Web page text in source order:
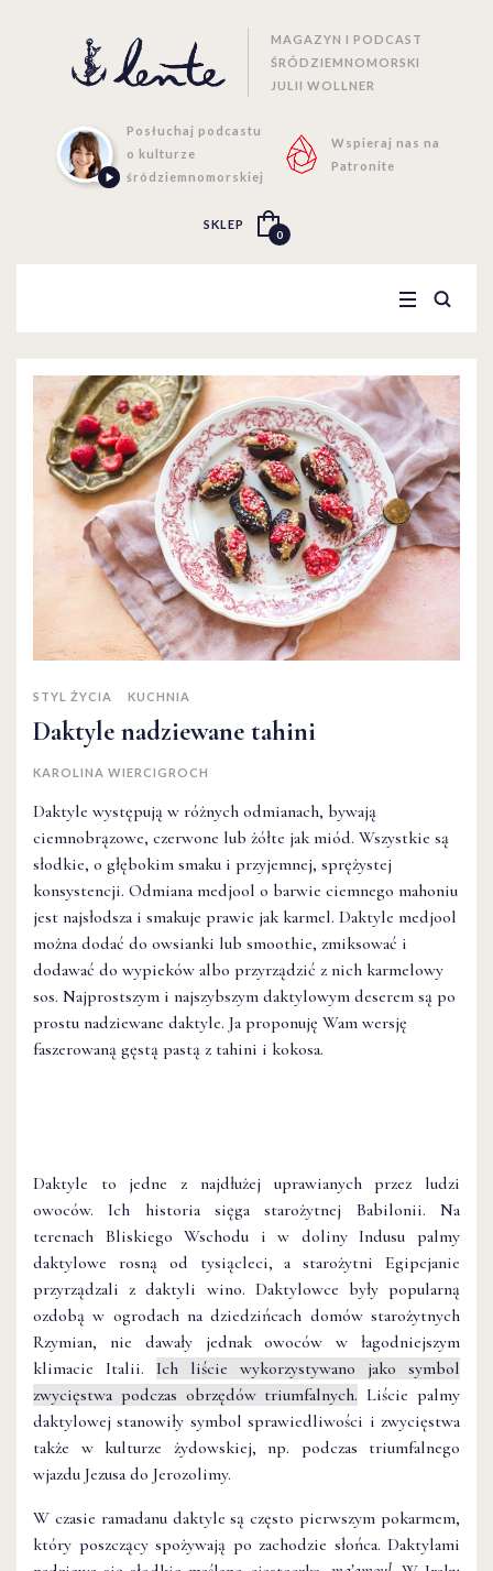
MAGAZYN I PODCAST
ŚRÓDZIEMNOMORSKI
JULII WOLLNER
Posłuchaj podcastu
o kulturze
śródziemnomorskiej
Wspieraj nas na
Patronite
SKLEP
0
STYL ŻYCIA KUCHNIA
Daktyle nadziewane tahini
KAROLINA WIERCIGROCH
Daktyle występują w różnych odmianach, bywają
ciemnobrązowe, czerwone lub żółte jak miód. Wszystkie są
słodkie, o głębokim smaku i przyjemnej, sprężystej
konsystencji. Odmiana medjool o barwie ciemnego mahoniu
jest najsłodsza i smakuje prawie jak karmel. Daktyle medjool
można dodać do owsianki lub smoothie, zmiksować i
dodawać do wypieków albo przyrządzić z nich karmelowy
sos. Najprostszym i najszybszym daktylowym deserem są po
prostu nadziewane daktyle. Ja proponuję Wam wersję
faszerowaną gęstą pastą z tahini i kokosa.
Daktyle to jedne z najdłużej uprawianych przez ludzi
owoców. Ich historia sięga starożytnej Babilonii. Na
terenach Bliskiego Wschodu i w doliny Indusu palmy
daktylowe rosną od tysiącleci, a starożytni Egipcjanie
przyrządzali z daktyli wino. Daktylowce były popularną
ozdobą w ogrodach na dziedzińcach domów starożytnych
Rzymian, nie dawały jednak owoców w łagodniejszym
klimacie Italii. Ich liście wykorzystywano jako symbol
zwycięstwa podczas obrzędów triumfalnych. Liście palmy
daktylowej stanowiły symbol sprawiedliwości i zwycięstwa
także w kulturze żydowskiej, np. podczas triumfalnego
wjazdu Jezusa do Jerozolimy.
W czasie ramadanu daktyle są często pierwszym pokarmem,
który poszczący spożywają po zachodzie słońca. Daktylami